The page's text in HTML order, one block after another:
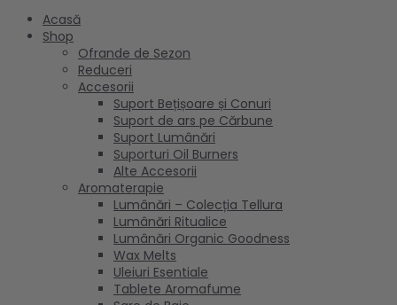
Acasă
Shop
Ofrande de Sezon
Reduceri
Accesorii
Suport Bețișoare și Conuri
Suport de ars pe Cărbune
Suport Lumânări
Suporturi Oil Burners
Alte Accesorii
Aromaterapie
Lumânări – Colecția Tellura
Lumânări Ritualice
Lumânări Organic Goodness
Wax Melts
Uleiuri Esentiale
Tablete Aromafume